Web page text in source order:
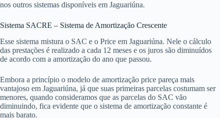
nos outros sistemas disponíveis em Jaguariúna.
Sistema SACRE – Sistema de Amortização Crescente
Esse sistema mistura o SAC e o Price em Jaguariúna. Nele o cálculo
das prestações é realizado a cada 12 meses e os juros são diminuídos
de acordo com a amortização do ano que passou.
Embora a princípio o modelo de amortização price pareça mais
vantajoso em Jaguariúna, já que suas primeiras parcelas costumam ser
menores, quando consideramos que as parcelas do SAC vão
diminuindo, fica evidente que o sistema de amortização constante é
mais barato.